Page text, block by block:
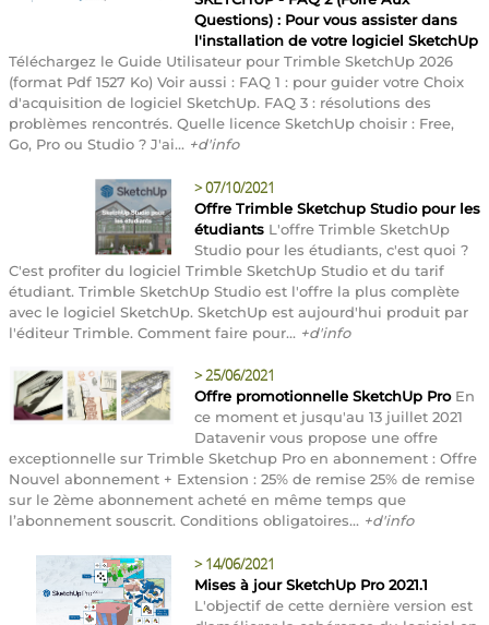
Questions) : Pour vous assister dans
l'installation de votre logiciel SketchUp
Téléchargez le Guide Utilisateur pour Trimble SketchUp 2026
(format Pdf 1527 Ko) Voir aussi : FAQ 1 : pour guider votre Choix
d'acquisition de logiciel SketchUp. FAQ 3 : résolutions des
problèmes rencontrés. Quelle licence SketchUp choisir : Free,
Go, Pro ou Studio ? J'ai... +d'info
>07/10/2021
Offre Trimble Sketchup Studio pour les
étudiants L'offre Trimble SketchUp
Studio pour les étudiants, c'est quoi ?
C'est profiter du logiciel Trimble SketchUp Studio et du tarif
étudiant. Trimble SketchUp Studio est l'offre la plus complète
avec le logiciel SketchUp. SketchUp est aujourd'hui produit par
l'éditeur Trimble. Comment faire pour... +d'info
>25/06/2021
Offre promotionnelle SketchUp ProEn
ce moment et jusqu'au 13 juillet 2021
Datavenir vous propose une offre
exceptionnelle sur Trimble Sketchup Pro en abonnement : Offre
Nouvel abonnement + Extension : 25% de remise 25% de remise
sur le 2ème abonnement acheté en même temps que
l’abonnement souscrit. Conditions obligatoires... +d'info
> 14/06/2021
Mises à jour SketchUp Pro 2021.1
L'objectif de cette dernière version est